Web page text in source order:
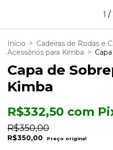
1 /
Início > Cadeiras de Rodas e
Acessórios para Kimba >
Capa de
Kimba
R$350,00
R$350,00
R$332,50 com